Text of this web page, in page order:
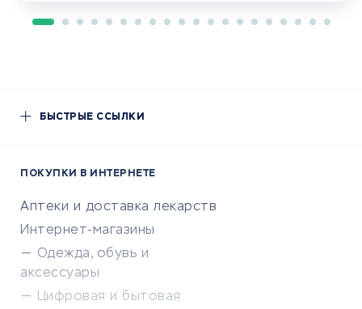
БЫСТРЫЕ ССЫЛКИ
ПОКУПКИ В ИНТЕРНЕТЕ
Аптеки и доставка лекарств
Интернет-магазины
Одежда, обувь и
аксессуары
Цифровая и бытовая